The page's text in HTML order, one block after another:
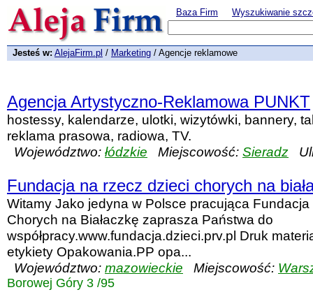
Baza Firm Wyszukiwanie
Jesteś w: AlejaFirm.pl / Marketing / Agencje reklamowe
Agencja Artystyczno-Reklamowa PUNKT
hostessy, kalendarze, ulotki, wizytówki, bannery,
reklama prasowa, radiowa, TV.
Województwo: łódzkie Miejscowość: Sieradz
Fundacja na rzecz dzieci chorych na
Witamy Jako jedyna w Polsce pracująca
Chorych na Białaczkę zaprasza Państwa do
współpracy.www.fundacja.dzieci.prv.pl Druk
etykiety Opakowania.PP opa...
Województwo: mazowieckie Miejscowość:
Borowej Góry 3 /95